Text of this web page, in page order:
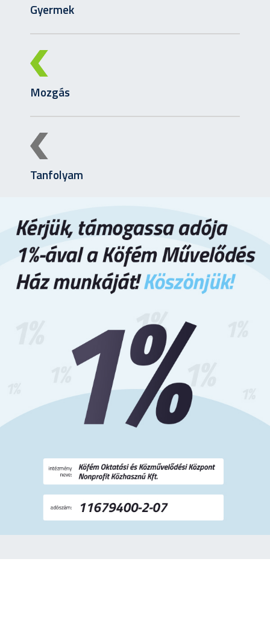
Gyermek
Mozgás
Tanfolyam